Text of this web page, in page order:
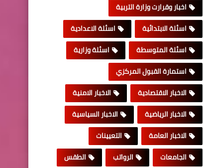
اخبار وقرارت وزارة التربية
اسئلة الابتدائية
اسئلة الاعدادية
اسئلة المتوسطة
اسئلة وزارية
استمارة القبول المركزي
الاخبار الاقتصادية
الاخبار الامنية
الاخبار الرياضية
الاخبار السياسية
الاخبار العامة
التعيينات
الجامعات
الرواتب الطقس